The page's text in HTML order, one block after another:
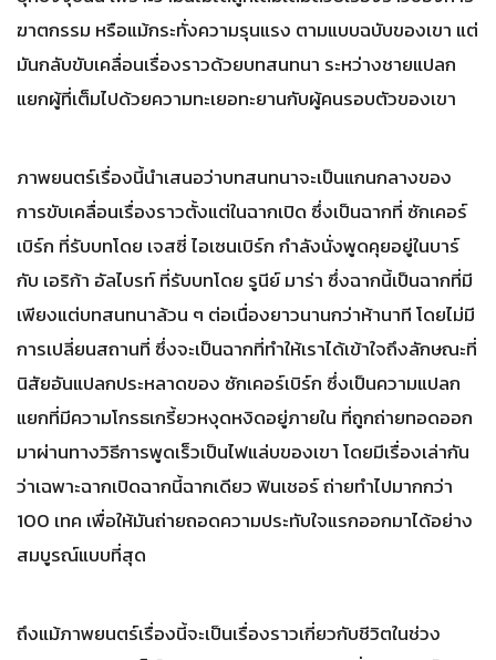
ฆาตกรรม หรือแม้กระทั่งความรุนแรง ตามแบบฉบับของเขา แต่
มันกลับขับเคลื่อนเรื่องราวด้วยบทสนทนา ระหว่างชายแปลก
แยกผู้ที่เต็มไปด้วยความทะเยอทะยานกับผู้คนรอบตัวของเขา
ภาพยนตร์เรื่องนี้นำเสนอว่าบทสนทนาจะเป็นแกนกลางของ
การขับเคลื่อนเรื่องราวตั้งแต่ในฉากเปิด ซึ่งเป็นฉากที่ ซักเคอร์
เบิร์ก ที่รับบทโดย เจสซี่ ไอเซนเบิร์ก กำลังนั่งพูดคุยอยู่ในบาร์
กับ เอริก้า อัลไบรท์ ที่รับบทโดย รูนีย์ มาร่า ซึ่งฉากนี้เป็นฉากที่มี
เพียงแต่บทสนทนาล้วน ๆ ต่อเนื่องยาวนานกว่าห้านาที โดยไม่มี
การเปลี่ยนสถานที่ ซึ่งจะเป็นฉากที่ทำให้เราได้เข้าใจถึงลักษณะที่
นิสัยอันแปลกประหลาดของ ซักเคอร์เบิร์ก ซึ่งเป็นความแปลก
แยกที่มีความโกรธเกรี้ยวหงุดหงิดอยู่ภายใน ที่ถูกถ่ายทอดออก
มาผ่านทางวิธีการพูดเร็วเป็นไฟแล่บของเขา โดยมีเรื่องเล่ากัน
ว่าเฉพาะฉากเปิดฉากนี้ฉากเดียว ฟินเชอร์ ถ่ายทำไปมากกว่า
100 เทค เพื่อให้มันถ่ายถอดความประทับใจแรกออกมาได้อย่าง
สมบูรณ์แบบที่สุด
ถึงแม้ภาพยนตร์เรื่องนี้จะเป็นเรื่องราวเกี่ยวกับชีวิตในช่วง